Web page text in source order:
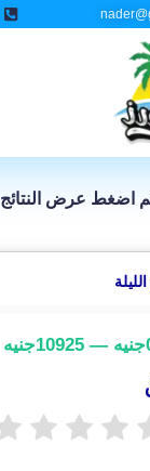
ثم اضغط عرض النتائج
جنيه —
10925جنيه